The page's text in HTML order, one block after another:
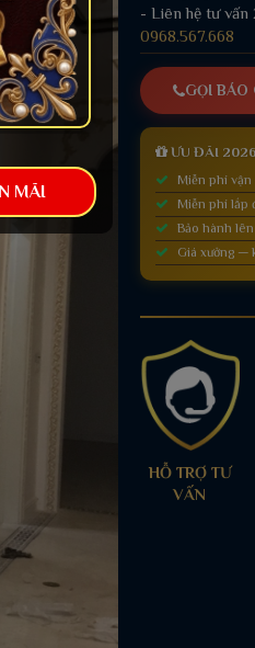
- Liên hệ tư vấn
0968.567.668
GỌI BÁO
ƯU ĐÃI 2026
Miễn phí
Miễn phí lắp
Bảo hành
Giá xưởng —
HỖ TRỢ TƯ
VẤN
MÃI